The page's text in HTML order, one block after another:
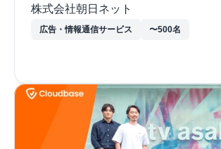
株式会社朝日ネット
広告・情報通信サービス 〜500名